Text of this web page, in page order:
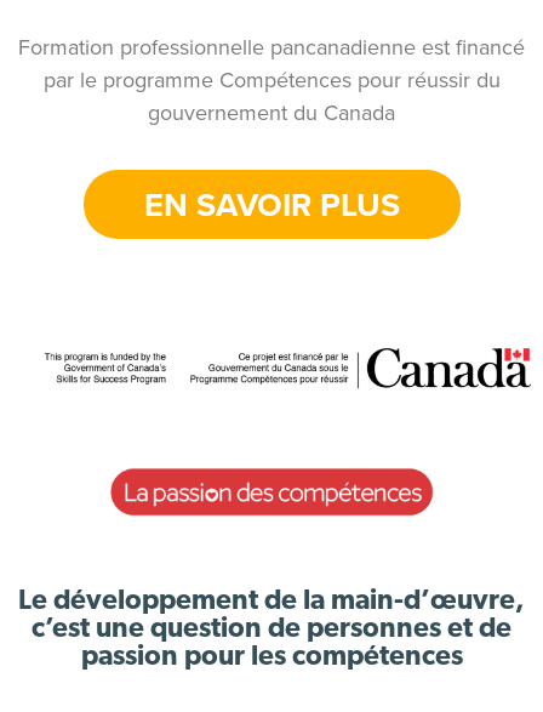
Formation professionnelle pancanadienne est financé
par le programme Compétences pour réussir du
gouvernement du Canada
EN SAVOIR PLUS
Le développement de la main-d’œuvre,
c’est une question de personnes et de
passion pour les compétences